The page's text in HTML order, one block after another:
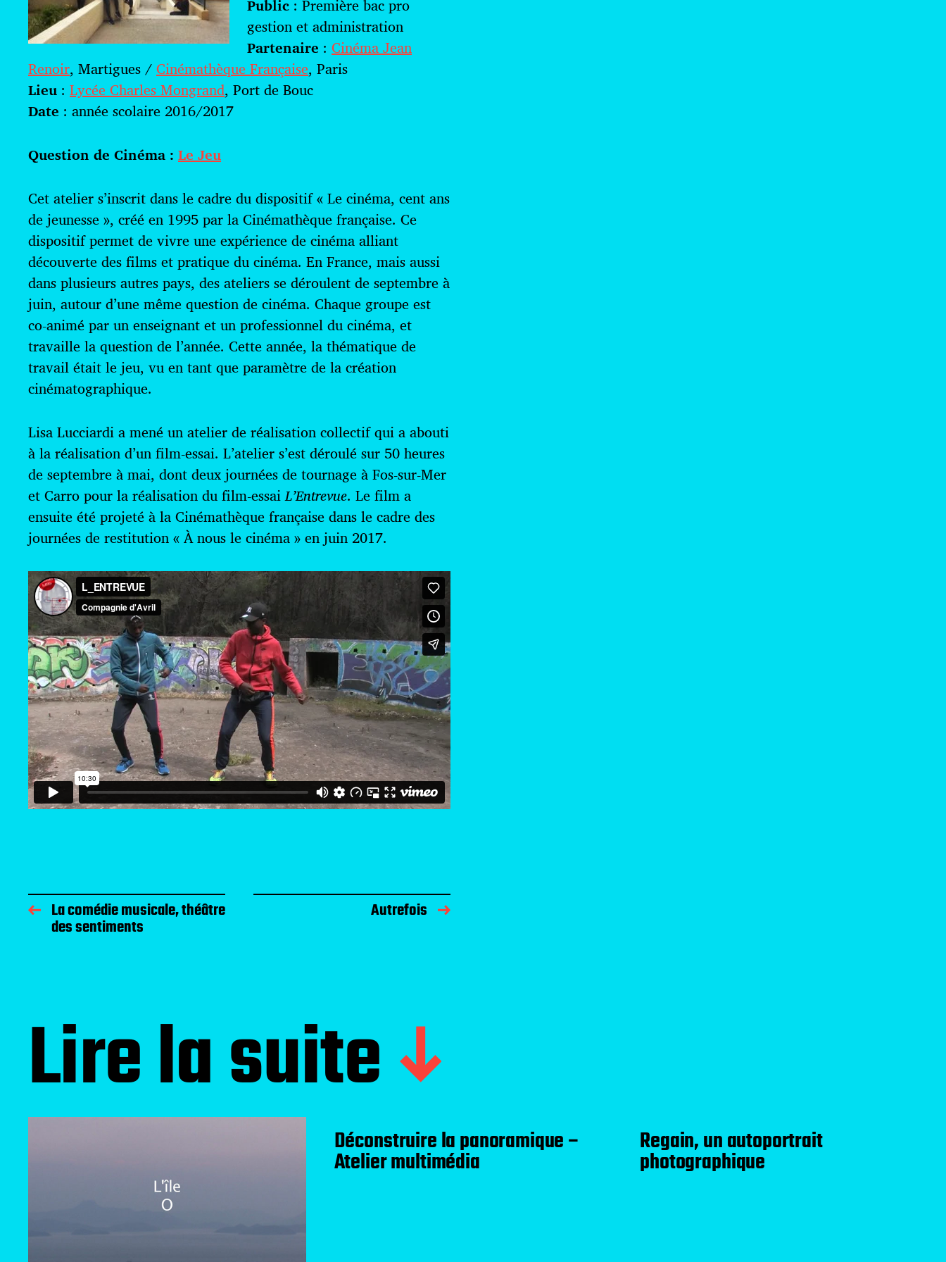
a
t
i
n
Public : Première bac pro
gestion et administration
Partenaire : Cinéma Jean
Renoir, Martigues /Cinémathèque Française, Paris
Lieu : Lycée Charles Mongrand, Port de Bouc
Date : année scolaire 2016/2017
Question de Cinéma : Le Jeu
Cet atelier s’inscrit dans le cadre du dispositif « Le cinéma, cent ans
de jeunesse », créé en 1995 par la Cinémathèque française. Ce
dispositif permet de vivre une expérience de cinéma alliant
découverte des films et pratique du cinéma. En France, mais aussi
dans plusieurs autres pays, des ateliers se déroulent de septembre à
juin, autour d’une même question de cinéma. Chaque groupe est
co-animé par un enseignant et un professionnel du cinéma, et
travaille la question de l’année. Cette année, la thématique de
travail était le jeu, vu en tant que paramètre de la création
cinématographique.
Lisa Lucciardi a mené un atelier de réalisation collectif qui a abouti
à la réalisation d’un film-essai. L’atelier s’est déroulé sur 50 heures
de septembre à mai, dont deux journées de tournage à Fos-sur-Mer
et Carro pour la réalisation du film-essaiL’Entrevue. Le film a
ensuite été projeté à la Cinémathèque française dans le cadre des
journées de restitution « À nous le cinéma » en juin 2017.
La comédie musicale, théâtre
des sentiments
Autrefois
Lire la suite
Déconstruire la panoramique –
Atelier multimédia
Regain, un autoportrait
photographique